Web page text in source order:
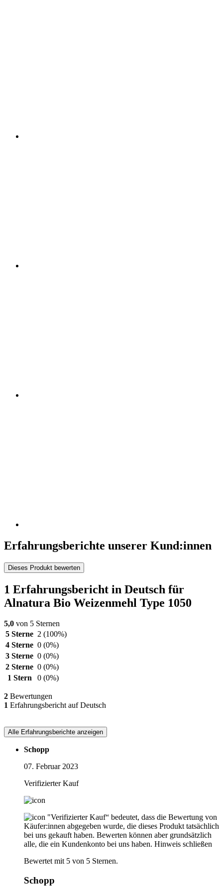
Erfahrungsberichte unserer Kund:innen
Dieses Produkt bewerten
1 Erfahrungsbericht in Deutsch für
Alnatura Bio Weizenmehl Type 1050
5,0 von 5 Sternen
5 Sterne 2 (100%)
4 Sterne 0 (0%)
3 Sterne 0 (0%)
2 Sterne 0 (0%)
1 Stern
0 (0%)
2 Bewertungen
1 Erfahrungsbericht auf Deutsch
Alle Erfahrungsberichte anzeigen
Schopp
07. Februar 2023
Verifizierter Kauf
"Verifizierter Kauf“ bedeutet, dass die Bewertung von
Käufer:innen abgegeben wurde, die dieses Produkt tatsächlich
bei uns gekauft haben. Bewerten können aber grundsätzlich
alle, die ein Kundenkonto bei uns haben. Hinweis schließen
Bewertet mit 5 von 5 Sternen.
Schopp